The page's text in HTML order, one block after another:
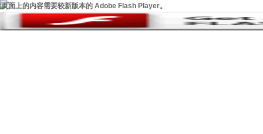
面上的内容需要较新版本的 Adobe Flash Player。